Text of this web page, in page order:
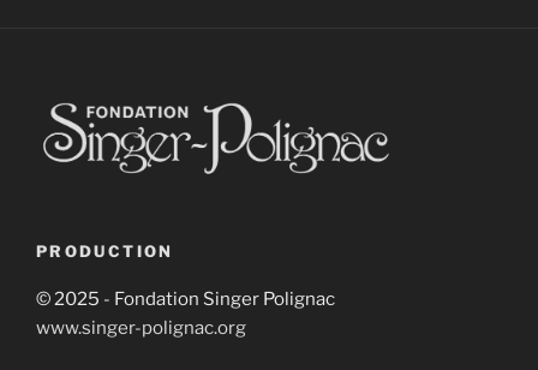
PRODUCTION
© 2025 - Fondation Singer Polignac
www.singer-polignac.org